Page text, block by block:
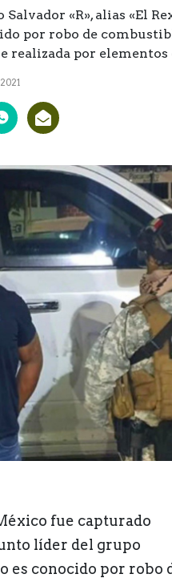
«R», alias «El
por robo de
realizada por
fue capturado
líder del grupo
es conocido por robo